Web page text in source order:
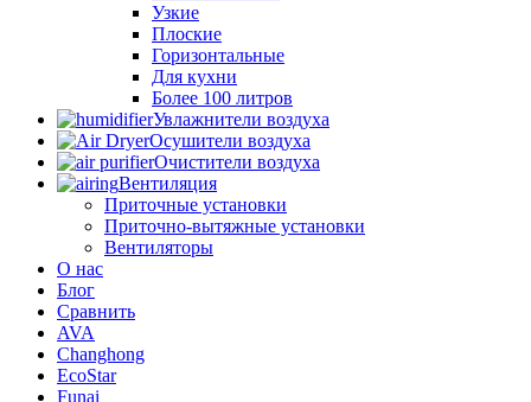
Узкие
Плоские
Горизонтальные
Для кухни
Более 100 литров
Увлажнители воздуха
Осушители воздуха
Очистители воздуха
Вентиляция
Приточные установки
Приточно-вытяжные установки
Вентиляторы
О нас
Блог
Сравнить
AVA
Changhong
EcoStar
Funai